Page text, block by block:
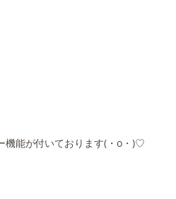
機能が付いております(・o・)♡